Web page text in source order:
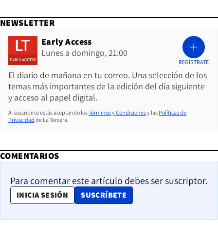
NEWSLETTER
Early Access
Lunes a domingo, 21:00
El diario de mañana en tu correo. Una selección de los
temas más importantes de la edición del día siguiente
y acceso al papel digital.
REGÍSTRATE
Al suscribirte estás aceptando losTérminos y Condicionesy las Políticas de
Privacidad de La Tercera.
COMENTARIOS
Para comentar este artículo debes ser suscriptor.
INICIA SESIÓN SUSCRÍBETE
OPENS IN NEW WINDOW